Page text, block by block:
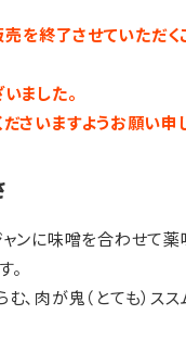
を終了させていただく
ました。
さいますようお願い申
ンに味噌を合わせて薬
。
､肉が鬼（とても）スス